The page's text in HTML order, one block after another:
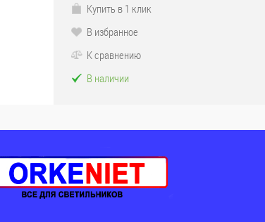
Купить в 1 клик
В избранное
К сравнению
В наличии